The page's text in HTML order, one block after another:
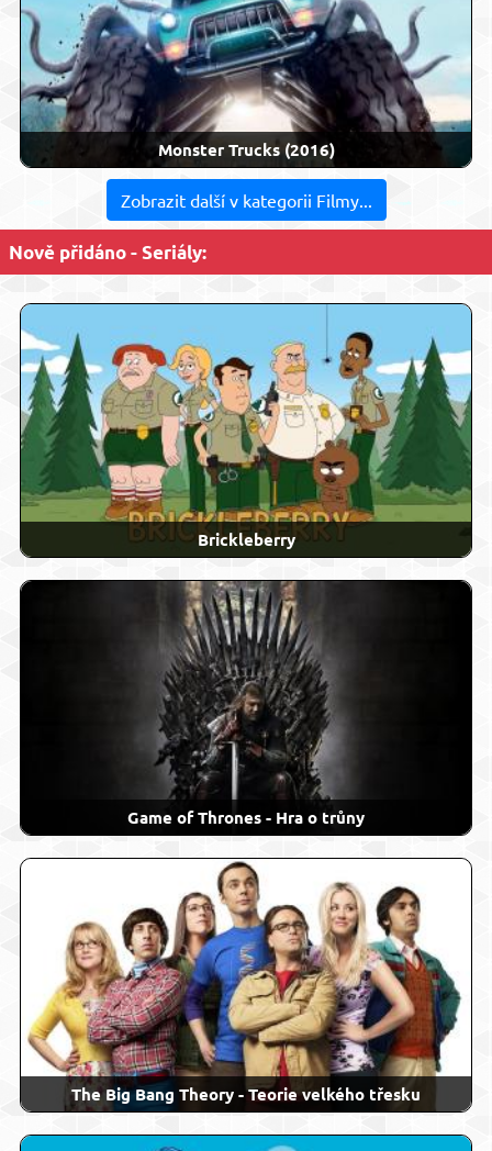
Monster Trucks (2016)
Zobrazit další v kategorii Filmy...
Nově přidáno - Seriály:
Brickleberry
Game of Thrones - Hra o trůny
The Big Bang Theory - Teorie velkého třesku